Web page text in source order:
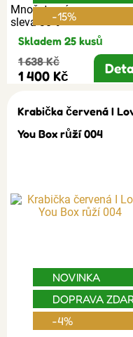
Množstevní
sleva 30%-15%
Skladem 25 kusů
1 638 Kč
1 400 Kč
Krabička červená I
You Box růží 004
NOVINKA
DOPRAVA
-4%